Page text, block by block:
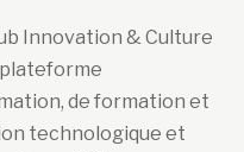
Innovation & Culture
de formation et
technologique et